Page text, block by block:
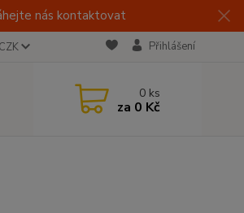
nás kontaktovat
CZK Přihlášení
0 ks
za 0 Kč